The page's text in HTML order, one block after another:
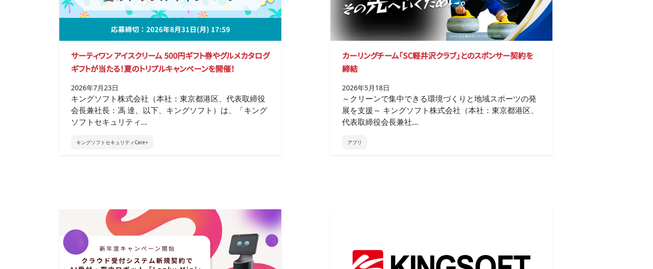
サーティワン アイスクリーム 500円ギフト券やグルメカタログ
ギフトが当たる！夏のトリプルキャンペーンを開催！
2026年7月23日
キングソフト株式会社（本社：東京都港区、代表取締役
会長兼社長：馮 達、以下、キングソフト）は、「キング
ソフトセキュリティ…
キングソフトセキュリティCare+
カーリングチーム「SC軽井沢クラブ」とのスポンサー契約を
締結
2026年5月18日
～クリーンで集中できる環境づくりと地域スポーツの発
展を支援～ キングソフト株式会社（本社：東京都港区、
代表取締役会長兼社…
アプリ